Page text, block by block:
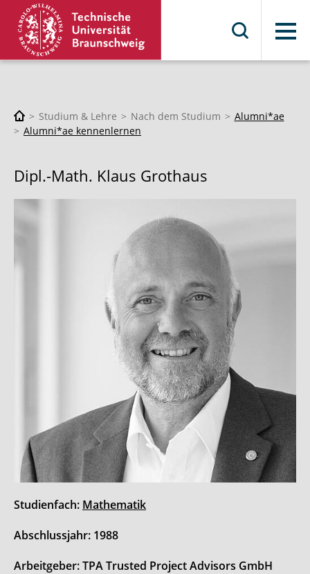
Menü
Studium & Lehre Nach dem Studium
Alumni*ae
Alumni*ae kennenlernen
Dipl.-Math. Klaus Grothaus
Studienfach: Mathematik
Abschlussjahr: 1988
Arbeitgeber: TPA Trusted Project Advisors GmbH